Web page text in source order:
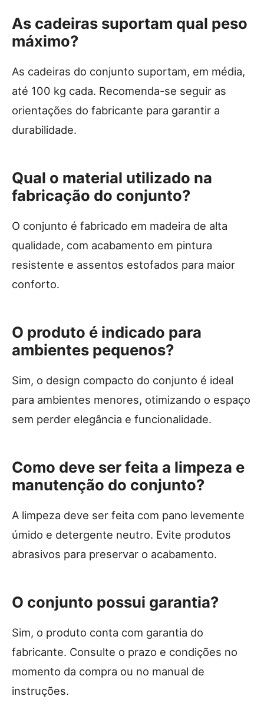
As cadeiras suportam qual peso
máximo?
As cadeiras do conjunto suportam, em média,
até 100 kg cada. Recomenda-se seguir as
orientações do fabricante para garantir a
durabilidade.
Qual o material utilizado na
fabricação do conjunto?
O conjunto é fabricado em madeira de alta
qualidade, com acabamento em pintura
resistente e assentos estofados para maior
conforto.
O produto é indicado para
ambientes pequenos?
Sim, o design compacto do conjunto é ideal
para ambientes menores, otimizando o espaço
sem perder elegância e funcionalidade.
Como deve ser feita a limpeza e
manutenção do conjunto?
A limpeza deve ser feita com pano levemente
úmido e detergente neutro. Evite produtos
abrasivos para preservar o acabamento.
O conjunto possui garantia?
Sim, o produto conta com garantia do
fabricante. Consulte o prazo e condições no
momento da compra ou no manual de
instruções.